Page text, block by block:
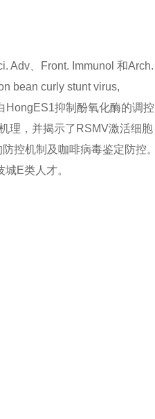
Adv、Front. Immunol 和Arch.
bean curly stunt virus,
HongES1抑制酚氧化酶的调控
理，并揭示了RSMV激活细胞
控机制及咖啡病毒鉴定防控。
E类人才。